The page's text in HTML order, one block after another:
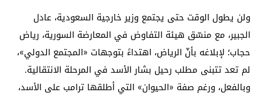
ولن يطول الوقت حتى يجتمع وزير خارجية السعودية، عادل
الجبير، مع منسّق هيئة التفاوض في المعارضة السورية، رياض
حجاب؛ لإبلاغه بأنّ الرياض، اهتداءً بتوجهات «المجتمع الدولي»،
لم تعد تتبنى مطلب رحيل بشار الأسد في المرحلة الانتقالية.
وبالفعل، ورغم صفة «الحيوان» التي أطلقها ترامب على الأسد،